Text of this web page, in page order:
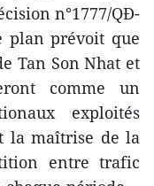
n°1777/QĐ-
plan prévoit que
Tan Son Nhat et
comme un
exploités
la maîtrise de la
entre trafic